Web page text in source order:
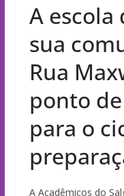
A escola
sua
Rua
ponto
para o
A Acadêmicos do